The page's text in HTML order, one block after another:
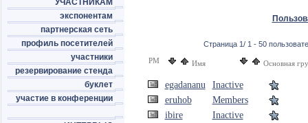
УЧАСТНИКАМ
экспонентам
партнерская сеть
профиль посетителей
участники
резервирование стенда
буклет
участие в конференции
Страница 1/ 1 - 50
PM
Имя Основная
egadananu
Inactive
eruhob
Members
ibire
Inactive